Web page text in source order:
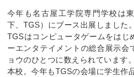
今年も名古屋工学院専門学校は
下、TGS）にブース出展しました。
TGSはコンピュータゲームをはじ
ーエンタテイメントの総合展示会
ョウのひとつに数えられています
本校。今年もTGSの会場に学生作